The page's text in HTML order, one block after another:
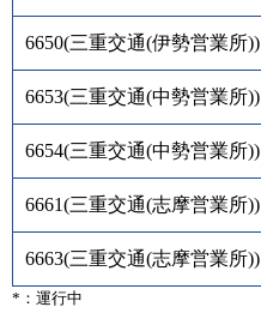
6650(三重交通(伊勢営業所))
6653(三重交通(中勢営業所))
6654(三重交通(中勢営業所))
6661(三重交通(志摩営業所))
6663(三重交通(志摩営業所))
*：運行中